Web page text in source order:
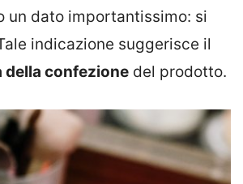
un dato importantissimo: si
indicazione suggerisce il
della confezione del prodotto.